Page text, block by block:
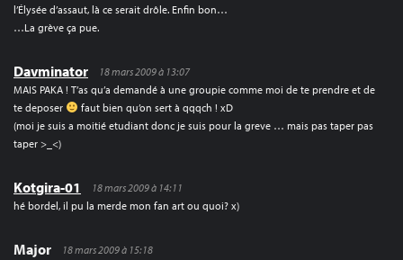
l’Élysée d’assaut, là ce serait drôle. Enfin bon…
…La grève ça pue.
Davminator
18 mars 2009 à 13:07
MAIS PAKA ! T’as qu’a demandé à une groupie comme moi de te prendre et de
te deposer
faut bien qu’on sert à qqqch ! xD
(moi je suis a moitié etudiant donc je suis pour la greve … mais pas taper pas
taper >_<)
Kotgira-01
18 mars 2009 à 14:11
hé bordel, il pu la merde mon fan art ou quoi? x)
Major
18 mars 2009 à 15:18